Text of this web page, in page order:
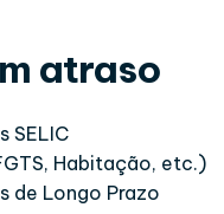
atraso
SELIC
Habitação, etc.)
de Longo Prazo